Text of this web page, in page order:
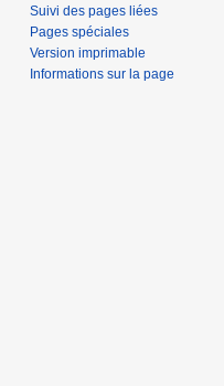
Suivi des pages liées
Pages spéciales
Version imprimable
Informations sur la page